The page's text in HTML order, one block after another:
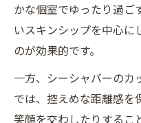
かな個室でゆったり過ご
いスキンシップを中心に
のが効果的です。
一方、シーシャバーのカ
では、控えめな距離感を
笑顔を交わしたりするこ